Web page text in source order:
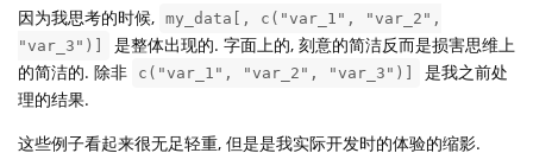
因为我思考的时候, my_data[, c("var_1", "var_2",
"var_3")]
是整体出现的. 字面上的, 刻意的简洁反而是损害思维上
的简洁的. 除非
c("var_1", "var_2", "var_3")]
是我之前处
理的结果.
这些例子看起来很无足轻重, 但是是我实际开发时的体验的缩影.